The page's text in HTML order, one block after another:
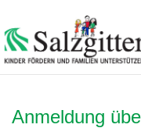
Zum Hauptinhalt
Anmeldung